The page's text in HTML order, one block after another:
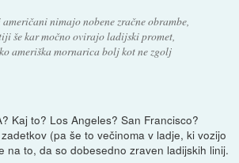
nimajo nobene zračne obrambe,
še kar močno ovirajo ladijski promet,
ameriška mornarica bolj kot ne zgolj
Kaj to? Los Angeles? San Francisco?
(pa še to večinoma v ladje, ki vozijo
na to, da so dobesedno zraven ladijskih linij.